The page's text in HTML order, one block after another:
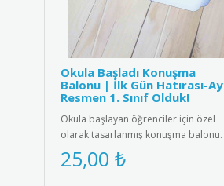
Okula Başladı Konuşma
Balonu | İlk Gün Hatırası-Ay
Resmen 1. Sınıf Olduk!
Okula başlayan öğrenciler için özel
olarak tasarlanmış konuşma balonu.
Anaokulu, ilkokul 1. sınıf ve..
25,00 ₺